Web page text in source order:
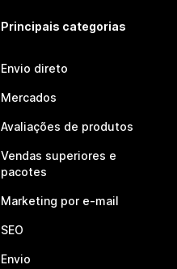
Principais categorias
Envio direto
Mercados
Avaliações de produtos
Vendas superiores e
pacotes
Marketing por e-mail
SEO
Envio